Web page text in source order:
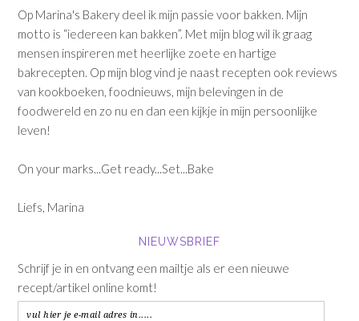
Op Marina's Bakery deel ik mijn passie voor bakken. Mijn
motto is “iedereen kan bakken”. Met mijn blog wil ik graag
mensen inspireren met heerlijke zoete en hartige
bakrecepten. Op mijn blog vind je naast recepten ook reviews
van kookboeken, foodnieuws, mijn belevingen in de
foodwereld en zo nu en dan een kijkje in mijn persoonlijke
leven!
On your marks...Get ready...Set...Bake
Liefs, Marina
NIEUWSBRIEF
Schrijf je in en ontvang een mailtje als er een nieuwe
recept/artikel online komt!
vul